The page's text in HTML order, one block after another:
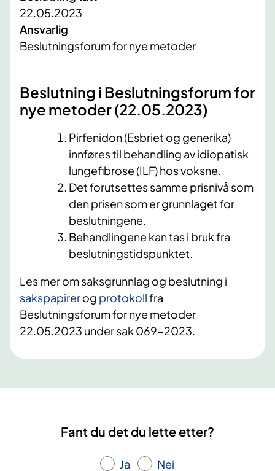
22.05.2023
Ansvarlig
Beslutningsforum for nye metoder
​Beslutning i Beslutningsforum for
nye metoder (22.05.2023)
Pirfenidon (Esbriet og generika)
innføres til behandling av idiopatisk
lungefibrose (ILF) hos voksne.
Det forutsettes samme prisnivå som
den prisen som er grunnlaget for
beslutningene.
Behandlingene kan tas i bruk fra
beslutningstidspunktet.
Les mer om saksgrunnlag og beslutning i
sakspapirerog protokollfra
Beslutningsforum for nye metoder
22.05.2023 under sak 069-2023.
Fant du det du lette etter?
Ja Nei